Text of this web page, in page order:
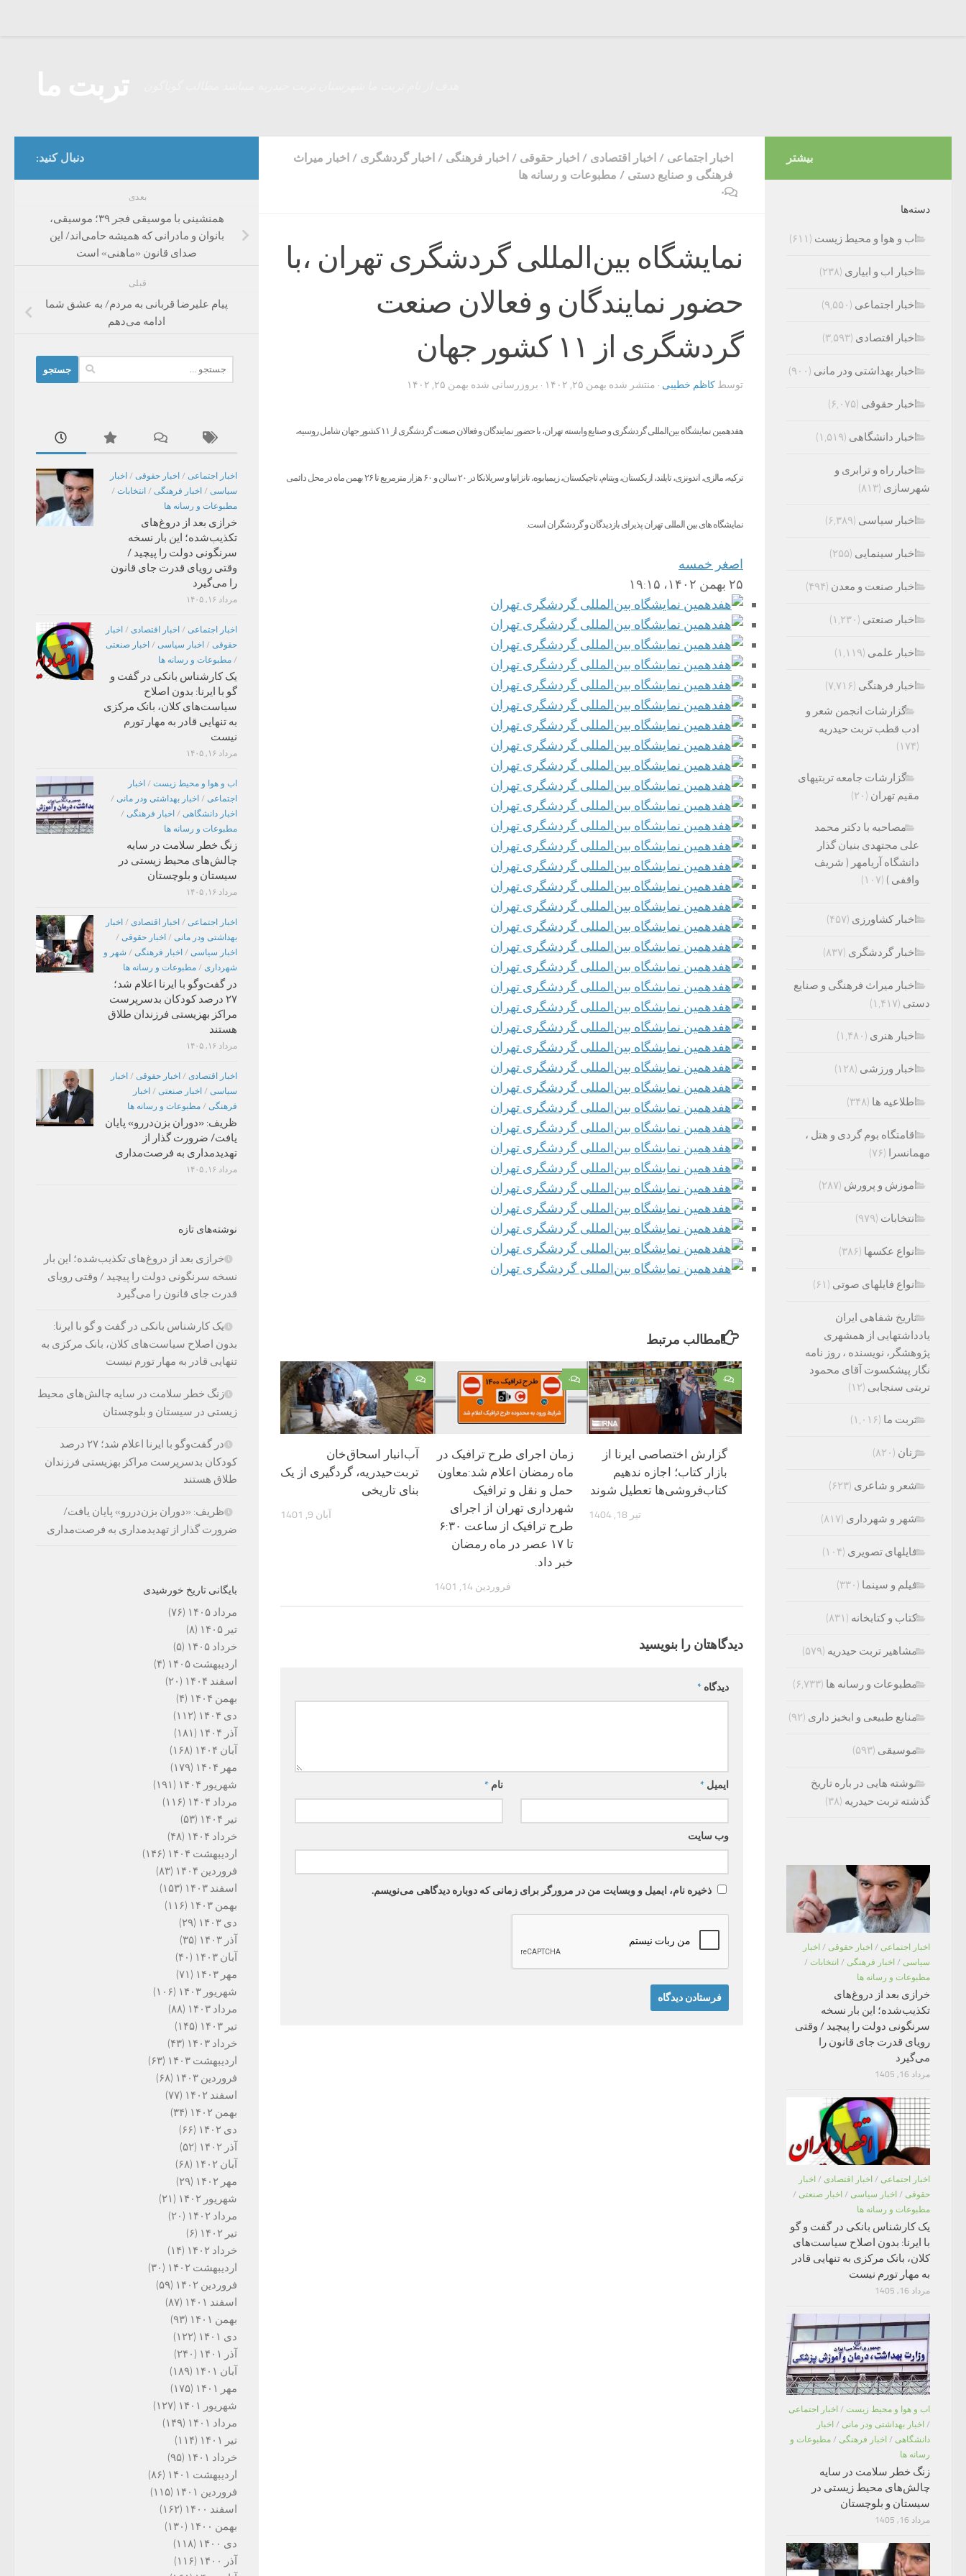
اخبار اجتماعی / اخبار اقتصادی / اخبار حقوقی / اخبار فرهنگی / اخبار گردشگری / اخبار میراث
فرهنگی و صنایع دستی / مطبوعات و رسانه ها
۰
نمایشگاه بین‌المللی گردشگری تهران ،با
حضور نمایندگان و فعالان صنعت
گردشگری از ۱۱ کشور جهان
توسط کاظم خطیبی · منتشر شده بهمن ۲۵, ۱۴۰۲ · بروزرسانی شده بهمن ۲۵, ۱۴۰۲
هفدهمین نمایشگاه بین‌المللی گردشگری و صنایع وابسته تهران، با حضور نمایندگان و فعالان صنعت گردشگری از ۱۱ کشور جهان شامل روسیه،
ترکیه، مالزی، اندونزی، تایلند، ازبکستان، ویتنام، تاجیکستان، زیمبابوه، تانزانیا و سریلانکا در ۲۰ سالن و ۶۰ هزار مترمربع تا ۲۶ بهمن ماه در محل دائمی
نمایشگاه های بین المللی تهران پذیرای بازدیدگان و گردشگران است.
اصغر خمسه
۲۵ بهمن ۱۴۰۲، ۱۹:۱۵
مطالب مرتبط
۰
آب‌انبار اسحاق‌خان
تربت‌حیدریه، گردگیری از یک
بنای تاریخی
آبان 9, 1401
۰
زمان اجرای طرح ترافیک در
ماه رمضان اعلام شد:معاون
حمل و نقل و ترافیک
شهرداری تهران از اجرای
طرح ترافیک از ساعت ۶:۳۰
تا ۱۷ عصر در ماه رمضان
خبر داد.
فروردین 14, 1401
۰
گزارش اختصاصی ایرنا از
بازار کتاب؛ اجازه ندهیم
کتاب‌فروشی‌ها تعطیل شوند
تیر 18, 1404
دیدگاهتان را بنویسید
دیدگاه *
نام* ایمیل *
وب‌ سایت
ذخیره نام، ایمیل و وبسایت من در مرورگر برای زمانی که دوباره دیدگاهی می‌نویسم.
دنبال کنید:
بعدی
همنشینی با موسیقی فجر ۳۹؛ موسیقی،
بانوان و مادرانی که همیشه حامی‌اند/ این
صدای قانون «ماهنی» است
قبلی
پیام علیرضا قربانی به مردم/ به عشق شما
ادامه می‌دهم
برای:
اخبار اجتماعی / اخبار حقوقی / اخبار
سیاسی / اخبار فرهنگی / انتخابات /
مطبوعات و رسانه ها
خرازی بعد از دروغ‌های
تکذیب‌شده؛ این بار نسخه
سرنگونی دولت را پیچید /
وقتی رویای قدرت جای قانون
را می‌گیرد
مرداد ۱۶, ۱۴۰۵
اخبار اجتماعی / اخبار اقتصادی / اخبار
حقوقی / اخبار سیاسی / اخبار صنعتی
/ مطبوعات و رسانه ها
یک کارشناس بانکی در گفت و
گو با ایرنا: بدون اصلاح
سیاست‌های کلان، بانک مرکزی
به تنهایی قادر به مهار تورم
نیست
مرداد ۱۶, ۱۴۰۵
اب و هوا و محیط زیست / اخبار
اجتماعی / اخبار بهداشتی ودر مانی /
اخبار دانشگاهی / اخبار فرهنگی /
مطبوعات و رسانه ها
زنگ خطر سلامت در سایه
چالش‌های محیط زیستی در
سیستان و بلوچستان
مرداد ۱۶, ۱۴۰۵
اخبار اجتماعی / اخبار اقتصادی / اخبار
بهداشتی ودر مانی / اخبار حقوقی /
اخبار سیاسی / اخبار فرهنگی / شهر و
شهرداری / مطبوعات و رسانه ها
در گفت‌وگو با ایرنا اعلام شد؛
۲۷ درصد کودکان بدسرپرست
مراکز بهزیستی فرزندان طلاق
هستند
مرداد ۱۶, ۱۴۰۵
اخبار اقتصادی / اخبار حقوقی / اخبار
سیاسی / اخبار صنعتی / اخبار
فرهنگی / مطبوعات و رسانه ها
ظریف: «دوران بزن‌دررو» پایان
یافت/ ضرورت گذار از
تهدیدمداری به فرصت‌مداری
مرداد ۱۶, ۱۴۰۵
نوشته‌های تازه
خرازی بعد از دروغ‌های تکذیب‌شده؛ این بار
نسخه سرنگونی دولت را پیچید / وقتی رویای
قدرت جای قانون را می‌گیرد
یک کارشناس بانکی در گفت و گو با ایرنا:
بدون اصلاح سیاست‌های کلان، بانک مرکزی به
تنهایی قادر به مهار تورم نیست
زنگ خطر سلامت در سایه چالش‌های محیط
زیستی در سیستان و بلوچستان
در گفت‌وگو با ایرنا اعلام شد؛ ۲۷ درصد
کودکان بدسرپرست مراکز بهزیستی فرزندان
طلاق هستند
ظریف: «دوران بزن‌دررو» پایان یافت/
ضرورت گذار از تهدیدمداری به فرصت‌مداری
بایگانی تاریخ خورشیدی
مرداد ۱۴۰۵
(۷۶)
تیر ۱۴۰۵
(۸)
خرداد ۱۴۰۵
(۵)
اردیبهشت ۱۴۰۵
(۴)
اسفند ۱۴۰۴
(۲۰)
بهمن ۱۴۰۴
(۴)
دی ۱۴۰۴
(۱۱۲)
آذر ۱۴۰۴
(۱۸۱)
آبان ۱۴۰۴
(۱۶۸)
مهر ۱۴۰۴
(۱۷۹)
شهریور ۱۴۰۴
(۱۹۱)
مرداد ۱۴۰۴
(۱۱۶)
تیر ۱۴۰۴
(۵۳)
خرداد ۱۴۰۴
(۴۸)
اردیبهشت ۱۴۰۴
(۱۴۶)
فروردین ۱۴۰۴
(۸۳)
اسفند ۱۴۰۳
(۱۵۳)
بهمن ۱۴۰۳
(۱۱۶)
دی ۱۴۰۳
(۲۹)
آذر ۱۴۰۳
(۳۵)
آبان ۱۴۰۳
(۴۰)
مهر ۱۴۰۳
(۷۱)
شهریور ۱۴۰۳
(۱۰۶)
مرداد ۱۴۰۳
(۸۸)
تیر ۱۴۰۳
(۱۴۵)
خرداد ۱۴۰۳
(۴۳)
اردیبهشت ۱۴۰۳
(۶۳)
فروردین ۱۴۰۳
(۶۸)
اسفند ۱۴۰۲
(۷۷)
بهمن ۱۴۰۲
(۳۴)
دی ۱۴۰۲
(۶۶)
آذر ۱۴۰۲
(۵۲)
آبان ۱۴۰۲
(۶۸)
مهر ۱۴۰۲
(۲۹)
شهریور ۱۴۰۲
(۲۱)
مرداد ۱۴۰۲
(۲۰)
تیر ۱۴۰۲
(۶)
خرداد ۱۴۰۲
(۱۴)
اردیبهشت ۱۴۰۲
(۳۰)
فروردین ۱۴۰۲
(۵۹)
اسفند ۱۴۰۱
(۸۷)
بهمن ۱۴۰۱
(۹۳)
دی ۱۴۰۱
(۱۲۲)
آذر ۱۴۰۱
(۲۴۰)
آبان ۱۴۰۱
(۱۸۹)
مهر ۱۴۰۱
(۱۷۵)
شهریور ۱۴۰۱
(۱۲۷)
مرداد ۱۴۰۱
(۱۴۹)
تیر ۱۴۰۱
(۱۱۴)
خرداد ۱۴۰۱
(۹۵)
اردیبهشت ۱۴۰۱
(۸۶)
فروردین ۱۴۰۱
(۱۱۵)
اسفند ۱۴۰۰
(۱۶۲)
بهمن ۱۴۰۰
(۱۳۰)
دی ۱۴۰۰
(۱۱۸)
آذر ۱۴۰۰
(۱۱۶)
بیشتر
دسته‌ها
اب و هوا و محیط زیست (۶۱۱)
اخبار اب و ابیاری (۲۳۸)
اخبار اجتماعی (۹,۵۵۰)
اخبار اقتصادی (۳,۵۹۳)
اخبار بهداشتی ودر مانی (۹۰۰)
اخبار حقوقی (۶,۰۷۵)
اخبار دانشگاهی (۱,۵۱۹)
اخبار راه و ترابری و
شهرسازی (۸۱۳)
اخبار سیاسی (۶,۳۸۹)
اخبار سینمایی (۲۵۵)
اخبار صنعت و معدن (۴۹۴)
اخبار صنعتی (۱,۲۳۰)
اخبار علمی (۱,۱۱۹)
اخبار فرهنگی (۷,۷۱۶)
گزارشات انجمن شعر و
ادب قطب تربت حیدریه
(۱۷۴)
گزارشات جامعه تربتیهای
مقیم تهران (۲۰)
مصاحبه با دکتر محمد
علی مجتهدی بنیان گذار
دانشگاه آریامهر ( شریف
واقفی ) (۱۰۷)
اخبار کشاورزی (۴۵۷)
اخبار گردشگری (۸۳۷)
اخبار میراث فرهنگی و صنایع
دستی (۱,۴۱۷)
اخبار هنری (۱,۴۸۰)
اخبار ورزشی (۱۲۸)
اطلاعیه ها (۳۴۸)
اقامتگاه بوم گردی و هتل ،
مهمانسرا (۷۶)
اموزش و پرورش (۲۸۷)
انتخابات (۹۷۹)
انواع عکسها (۳۸۶)
انواع فایلهای صوتی (۶۱)
تاریخ شفاهی ایران
یادداشتهایی از همشهری
پژوهشگر، نویسنده ، روز نامه
نگار پیشکسوت آقای محمود
تربتی سنجابی (۱۲)
تربت ما (۱,۰۱۶)
زنان (۸۲۰)
شعر و شاعری (۶۲۳)
شهر و شهرداری (۸۱۷)
فایلهای تصویری (۱۰۴)
فیلم و سینما (۳۳۰)
کتاب و کتابخانه (۸۳۱)
مشاهیر تربت حیدریه (۵۷۹)
مطبوعات و رسانه ها (۶,۷۳۳)
منابع طبیعی و ابخیز داری (۹۲)
موسیقی (۵۹۳)
نوشته هایی در باره تاریخ
گذشته تربت حیدریه (۳۸)
اخبار اجتماعی / اخبار حقوقی / اخبار
سیاسی / اخبار فرهنگی / انتخابات /
مطبوعات و رسانه ها
خرازی بعد از دروغ‌های
تکذیب‌شده؛ این بار نسخه
سرنگونی دولت را پیچید / وقتی
رویای قدرت جای قانون را
می‌گیرد
مرداد 16, 1405
اخبار اجتماعی / اخبار اقتصادی / اخبار
حقوقی / اخبار سیاسی / اخبار صنعتی /
مطبوعات و رسانه ها
یک کارشناس بانکی در گفت و گو
با ایرنا: بدون اصلاح سیاست‌های
کلان، بانک مرکزی به تنهایی قادر
به مهار تورم نیست
مرداد 16, 1405
اب و هوا و محیط زیست / اخبار اجتماعی
/ اخبار بهداشتی ودر مانی / اخبار
دانشگاهی / اخبار فرهنگی / مطبوعات و
رسانه ها
زنگ خطر سلامت در سایه
چالش‌های محیط زیستی در
سیستان و بلوچستان
مرداد 16, 1405